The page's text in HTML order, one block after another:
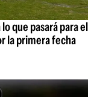
que pasará para el
la primera fecha